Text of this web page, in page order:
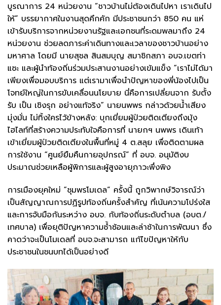
​บูรณาการ 24 หน่วยงาน “ชาวบ้านไม่ต้องเดินไปหา เราเดินไป
ให้” ​บรรยากาศในงานสุดคึกคัก มีประชาชนกว่า 850 คน แห่
เข้ารับบริการจากหน่วยงานรัฐและเอกชนที่ระดมพลมาถึง 24
หน่วยงาน ช่วยลดภาระค่าเดินทางและเวลาของชาวบ้านอย่าง
มหาศาล โดยมี นายสุชล สินสมบุญ สมาชิกสภา อบจ.เขตท่า
แซะ และผู้นำท้องถิ่นร่วมประสานงานอย่างเข้มแข็ง ​”เราไม่ได้มา
เพียงเพื่อมอบบริการ แต่เรามาเพื่อนำปัญหาของพี่น้องไปเป็น
โจทย์ใหญ่ในการขับเคลื่อนนโยบาย นี่คือการเปลี่ยนจาก รับตั้ง
รับ เป็น เชิงรุก อย่างแท้จริง” นายนพพร กล่าวด้วยน้ำเสียง
มุ่งมั่น ​ไม่ทิ้งใครไว้ข้างหลัง: บุกเยี่ยมผู้ป่วยติดเตียงถึงมุ้ง ​
ไฮไลท์ที่สร้างความประทับใจคือการที่ นายกฯ นพพร เดินเท้า
เข้าเยี่ยมผู้ป่วยติดเตียงในพื้นที่หมู่ 4 ต.สลุย เพื่อติดตามผล
การใช้งาน “ศูนย์ยืมคืนกายอุปกรณ์” ที่ อบจ. อนุมัติงบ
ประมาณช่วยเหลือผู้พิการและผู้สูงอายุภาวะพึ่งพิง
​การเมืองยุคใหม่ ​”ชุมพรโมเดล” ครั้งนี้ ถูกวิพากษ์วิจารณ์ว่า
เป็นสัญญาณการปฏิรูปท้องถิ่นครั้งสำคัญ ที่เน้นความโปร่งใส
และการจับมือกันระหว่าง อบจ. กับท้องถิ่นระดับตำบล (อบต./
เทศบาล) เพื่อยุติปัญหาความซ้ำซ้อนและล่าช้าในการพัฒนา ซึ่ง
คาดว่าจะเป็นโมเดลที่ อบจ.จะสามารถ แก้ไขปัญหาให้กับ
ประชาชนในชนบทได้เป็นอย่างดี